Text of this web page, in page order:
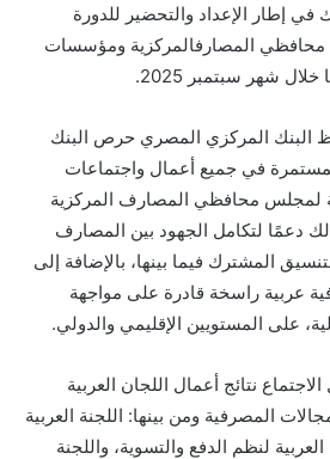
في إطار الإعداد والتحضير للدورة
محافظي المصارفالمركزية ومؤسسات
شهر سبتمبر 2025.
البنك المركزي المصري حرص البنك
في جميع أعمال واجتماعات
لمجلس محافظي المصارف المركزية
دعمًا لتكامل الجهود بين المصارف
المشترك فيما بينها، بالإضافة إلى
عربية راسخة قادرة على مواجهة
على المستويين الإقليمي والدولي.
نتائج أعمال اللجان العربية
المصرفية ومن بينها: اللجنة العربية
لنظم الدفع والتسوية، واللجنة